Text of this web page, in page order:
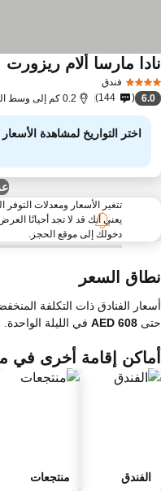
فندق
مارسا ألام ريزورت
6.0
144 0.2 كم إلى وسط المدينة
اختر التواريخ لمشاهدة الأسعار
تتغير الأسعار ومعدلات التوفر
دخولك إلى موقع الحجز.
السعر
الفنادق ذات التكلفة
في الليلة الواحدة.
إقامة أخرى في
الفندق منتجعات